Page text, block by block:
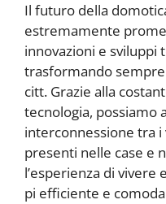
Il futuro della
estremamente
innovazioni e sviluppi
trasformando
citt. Grazie alla
tecnologia, possiamo
interconnessione tra
presenti nelle case e
l’esperienza di vivere
pi efficiente e